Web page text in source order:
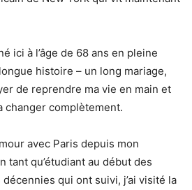
ici à l’âge de 68 ans en pleine
histoire – un long mariage,
de reprendre ma vie en main et
changer complètement.
avec Paris depuis mon
tant qu’étudiant au début des
qui ont suivi, j’ai visité la